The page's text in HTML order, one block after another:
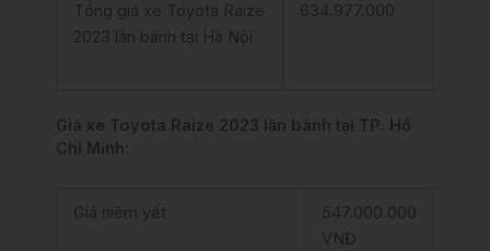
Tổng giá xe Toyota Raize
2023 lăn bánh tại Hà Nội
634.977.000
Giá xe Toyota Raize 2023 lăn bánh tại TP. Hồ
Chí Minh:
Giá niêm yết
547.000.000
VNĐ